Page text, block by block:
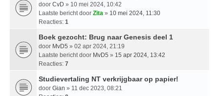
door CvD » 10 mei 2024, 10:42
Laatste bericht door Zita » 10 mei 2024, 11:30
Reacties: 1
Boek gezocht: Brug naar Genesis deel 1
door MvD5 » 02 apr 2024, 21:19
Laatste bericht door MvD5 » 15 apr 2024, 13:42
Reacties: 7
Studievertaling NT verkrijgbaar op papier!
door Gian » 11 dec 2023, 08:21